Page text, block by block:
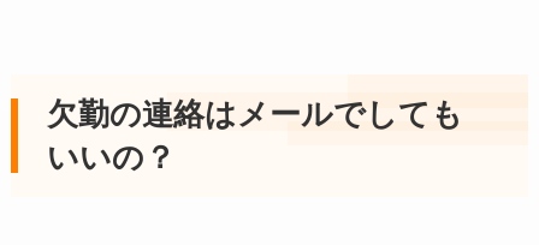
欠勤の連絡はメールでしても
いいの？